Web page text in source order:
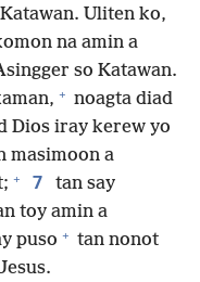
Uliten ko,
na amin a
so Katawan.
+ noagta diad
Dios iray kerew yo
masimoon a
+ 7
tan say
toy amin a
puso + tan nonot